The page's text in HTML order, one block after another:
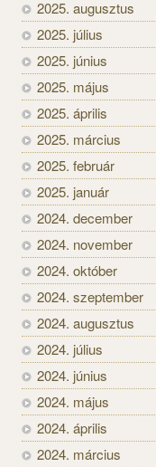
2025. augusztus
2025. július
2025. június
2025. május
2025. április
2025. március
2025. február
2025. január
2024. december
2024. november
2024. október
2024. szeptember
2024. augusztus
2024. július
2024. június
2024. május
2024. április
2024. március